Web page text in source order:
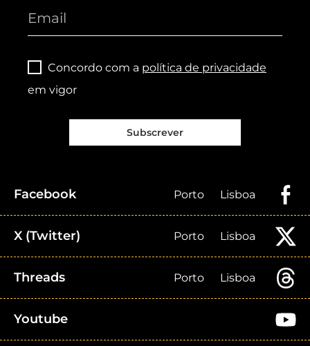
Concordo com a política de privacidade
em vigor
Subscrever
Facebook Porto Lisboa
X (Twitter) Porto Lisboa
Threads Porto Lisboa
Youtube